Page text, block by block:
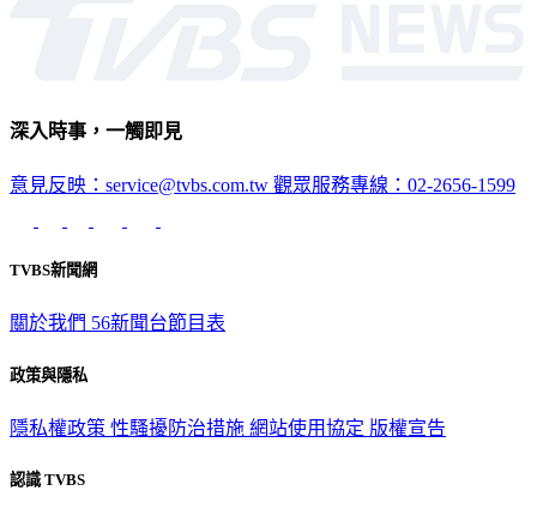
深入時事，一觸即見
意見反映：service@tvbs.com.tw 觀眾服務專線：02-2656-1599
TVBS新聞網
關於我們 56新聞台節目表
政策與隱私
隱私權政策 性騷擾防治措施 網站使用協定 版權宣告
認識 TVBS